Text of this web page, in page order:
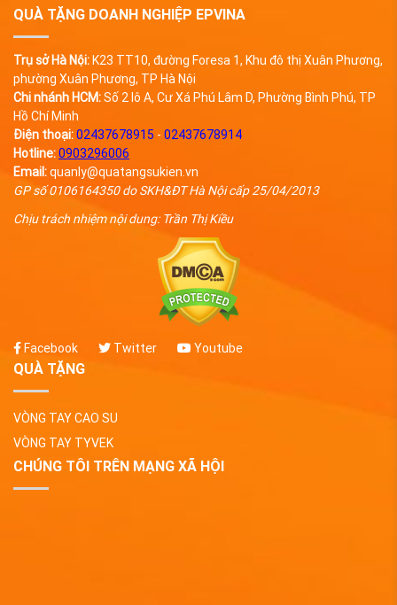
QUÀ TẶNG DOANH NGHIỆP EPVINA
Trụ sở Hà Nội:K23 TT10, đường Foresa 1, Khu đô thị Xuân Phương,
phường Xuân Phương, TP Hà Nội
Chi nhánh HCM:Số 2 lô A, Cư Xá Phú Lâm D, Phường Bình Phú, TP
Hồ Chí Minh
Điện thoại:02437678915 - 02437678914
Hotline:0903296006
Email:quanly@quatangsukien.vn
GP số 0106164350 do SKH&ĐT Hà Nội cấp 25/04/2013
Chịu trách nhiệm nội dung: Trần Thị Kiều
Facebook Twitter Youtube
QUÀ TẶNG
VÒNG TAY CAO SU
VÒNG TAY TYVEK
CHÚNG TÔI TRÊN MẠNG XÃ HỘI